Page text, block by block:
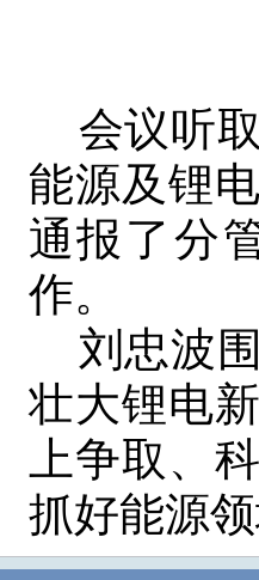
会议听
能源及锂
通报了分
作。
刘忠波
壮大锂电
上争取、
抓好能源